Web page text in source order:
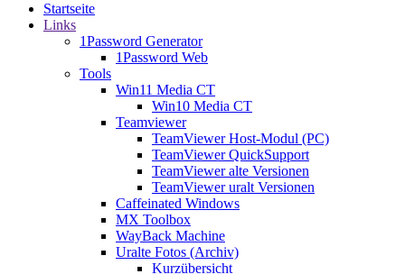
Startseite
Links
1Password Generator
1Password Web
Tools
Win11 Media CT
Win10 Media CT
Teamviewer
TeamViewer Host-Modul (PC)
TeamViewer QuickSupport
TeamViewer alte Versionen
TeamViewer uralt Versionen
Caffeinated Windows
MX Toolbox
WayBack Machine
Uralte Fotos (Archiv)
Kurzübersicht